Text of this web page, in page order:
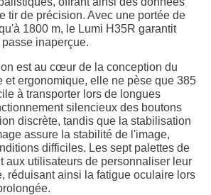
tir de précision. Avec une portée de
1800 m, le Lumi H35R garantit
inaperçue.
est au cœur de la conception du
et ergonomique, elle ne pèse que 385
à transporter lors de longues
silencieux des boutons
discrète, tandis que la stabilisation
assure la stabilité de l'image,
difficiles. Les sept palettes de
aux utilisateurs de personnaliser leur
réduisant ainsi la fatigue oculaire lors